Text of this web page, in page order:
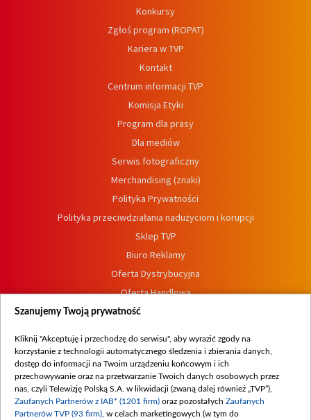
Konkursy
Zgłoś program (ROPAT)
Kariera w TVP
Kontakt
Centrum informacji TVP
Komisja Etyki
Program dla prasy
Dla mediów
Serwis fotograficzny
Merchandising (znaki)
Polityka Prywatności
Polityka przeciwdziałania nadużyciom i korupcji
Sklep TVP
Biuro Reklamy
Oferta Dystrybucyjna
Oferta Handlowa
Dostępność
Procedura zgłoszeń wewnętrznych
Szanujemy Twoją prywatność
Kliknij "Akceptuję i przechodzę do serwisu", aby wyrazić zgody na
korzystanie z technologii automatycznego śledzenia i zbierania danych,
dostęp do informacji na Twoim urządzeniu końcowym i ich
przechowywanie oraz na przetwarzanie Twoich danych osobowych przez
nas, czyli Telewizję Polską S.A. w likwidacji (zwaną dalej również „TVP”),
Zaufanych Partnerów z IAB* (1201 firm) oraz pozostałych Zaufanych
Partnerów TVP (93 firm) , w celach marketingowych (w tym do